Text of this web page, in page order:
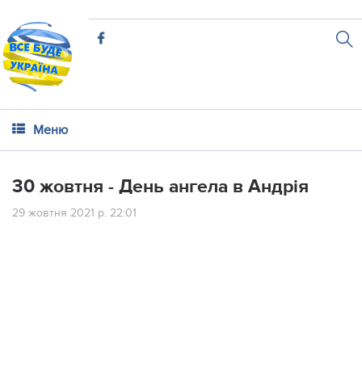
Меню
30 жовтня - День ангела в Андрія
29 жовтня 2021 р. 22:01